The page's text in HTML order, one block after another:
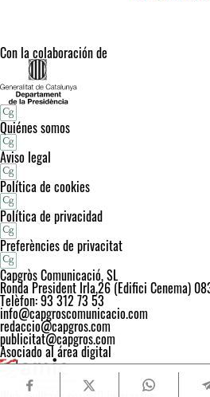
Con la colaboración de
Quiénes somos
Aviso legal
Política de cookies
Política de privacidad
Preferències de privacitat
Capgròs Comunicació, SL
Ronda President Irla,26 (Edifici Cenema)
Telèfon: 93 312 73 53
info@capgroscomunicacio.com
redaccio@capgros.com
publicitat@capgros.com
Asociado al área digital